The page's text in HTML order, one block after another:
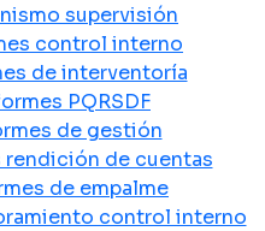
supervisión
control interno
de interventoría
PQRSDF
de gestión
rendición de cuentas
de empalme
control interno